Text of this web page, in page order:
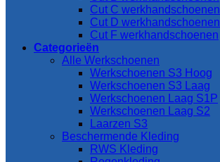
Cut C werkhandschoenen
Cut D werkhandschoenen
Cut F werkhandschoenen
Categorieën
Alle Werkschoenen
Werkschoenen S3 Hoog
Werkschoenen S3 Laag
Werkschoenen Laag S1P
Werkschoenen Laag S2
Laarzen S3
Beschermende Kleding
RWS Kleding